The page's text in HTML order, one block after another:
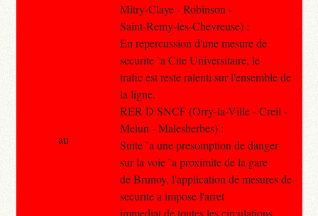
Mitry-Claye - Robinson -
Saint-Remy-les-Chevreuse) :
En repercussion d'une mesure de
securite `a Cite Universitaire, le
trafic est reste ralenti sur l'ensemble de
la ligne.
RER D SNCF (Orry-la-Ville - Creil -
Melun - Malesherbes) :
Suite `a une presomption de danger
sur la voie `a proximite de la gare
de Brunoy, l'application de mesures de
securite a impose l'arret
immediat de toutes les circulations.
au